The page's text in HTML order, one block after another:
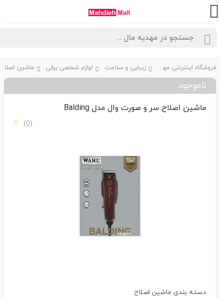
فروشگاه اینترنتی مهدیه مال زیبایی و سلامت لوازم شخصی برقی ماشین اصلاح
ناموجود
ماشین اصلاح سر و صورت وال مدل Balding
دسته بندیماشین اصلاح